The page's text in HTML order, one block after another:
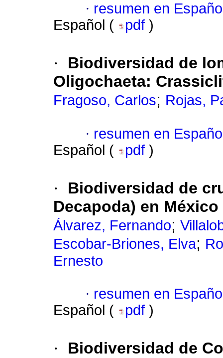
· resumen en
Español (
pdf )
·
Biodiversidad de
Oligochaeta:
Fragoso, Carlos; Rojas,
· resumen en
Español (
pdf )
·
Biodiversidad de
Decapoda) en México
Álvarez, Fernando;
Escobar-Briones, Elva;
Ernesto
· resumen en
Español (
pdf )
·
Biodiversidad de